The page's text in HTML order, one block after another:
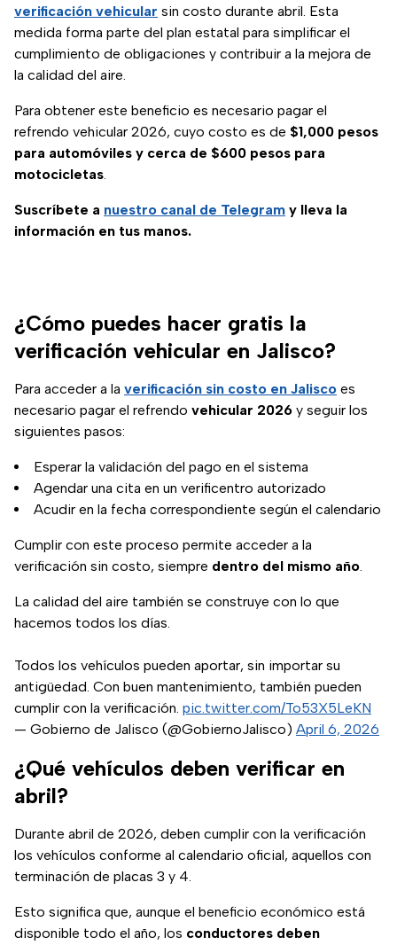
verificación vehicular sin costo durante abril. Esta
medida forma parte del plan estatal para simplificar el
cumplimiento de obligaciones y contribuir a la mejora de
la calidad del aire.
Para obtener este beneficio es necesario pagar el
refrendo vehicular 2026, cuyo costo es de $1,000 pesos
para automóviles y cerca de $600 pesos para
motocicletas.
Suscríbete a nuestro canal de Telegram y lleva la
información en tus manos.
¿Cómo puedes hacer gratis la
verificación vehicular en Jalisco?
Para acceder a la verificación sin costo en Jalisco es
necesario pagar el refrendo vehicular 2026 y seguir los
siguientes pasos:
Esperar la validación del pago en el sistema
Agendar una cita en un verificentro autorizado
Acudir en la fecha correspondiente según el calendario
Cumplir con este proceso permite acceder a la
verificación sin costo, siempre dentro del mismo año.
La calidad del aire también se construye con lo que
hacemos todos los días.
Todos los vehículos pueden aportar, sin importar su
antigüedad. Con buen mantenimiento, también pueden
cumplir con la verificación. pic.twitter.com/To53X5LeKN
— Gobierno de Jalisco (@GobiernoJalisco) April 6, 2026
¿Qué vehículos deben verificar en
abril?
Durante abril de 2026, deben cumplir con la verificación
los vehículos conforme al calendario oficial, aquellos con
terminación de placas 3 y 4.
Esto significa que, aunque el beneficio económico está
disponible todo el año, los conductores deben